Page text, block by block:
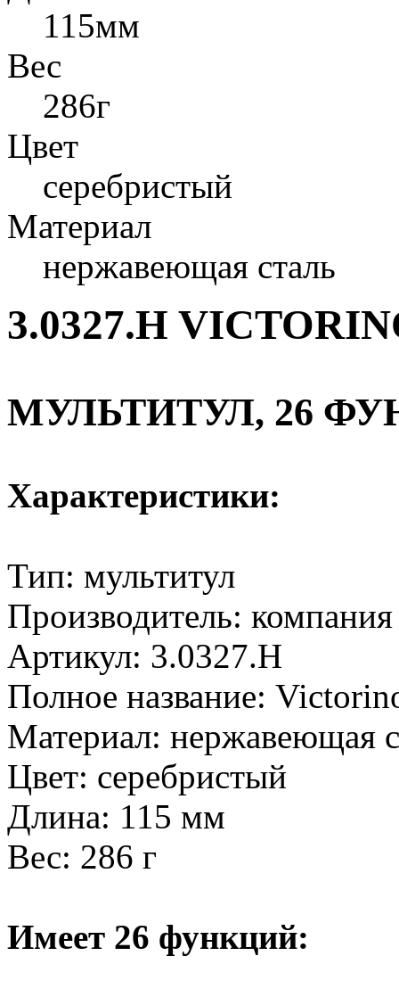
115мм
Вес
286г
Цвет
серебристый
Материал
нержавеющая сталь
3.0327.H
МУЛЬТИТУЛ, 26
Характеристики:
Тип: мультитул
Производитель:
Артикул: 3.0327.H
Полное название:
Материал: нержавеющая
Цвет: серебристый
Длина: 115 мм
Вес: 286 г
Имеет 26 функций: